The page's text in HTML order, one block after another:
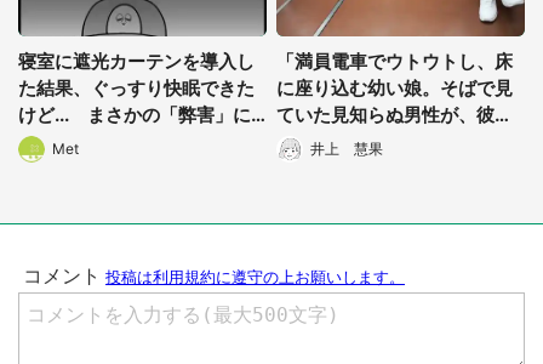
選択する
寝室に遮光カーテンを導入し
た結果、ぐっすり快眠できた
けど... まさかの「弊害」に
ゾッとする
Met
「満員電車でウトウトし、床
に座り込む幼い娘。そばで見
ていた見知らぬ男性が、彼女
を急に抱き上げて...」（三重
県・40代女性）
井上 慧果